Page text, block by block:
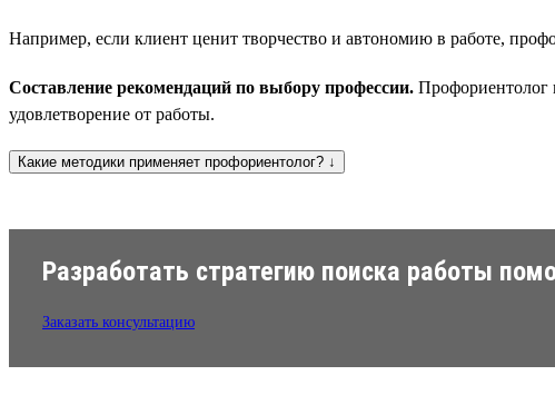
Например, если клиент ценит творчество и автономию в работе,
Составление рекомендаций по выбору профессии. Профориентолог
удовлетворение от работы.
Какие методики применяет профориентолог? ↓
Разработать стратегию поиска работы
Заказать консультацию